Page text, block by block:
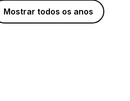
Mostrar todos os anos